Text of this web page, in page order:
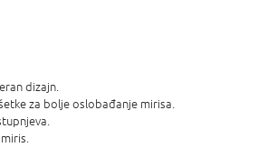
dizajn.
za bolje oslobađanje mirisa.